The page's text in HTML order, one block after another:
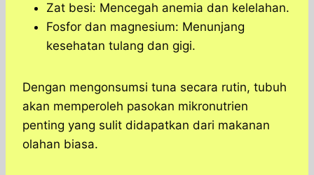
Zat besi: Mencegah anemia dan kelelahan.
Fosfor dan magnesium: Menunjang
kesehatan tulang dan gigi.
Dengan mengonsumsi tuna secara rutin, tubuh
akan memperoleh pasokan mikronutrien
penting yang sulit didapatkan dari makanan
olahan biasa.